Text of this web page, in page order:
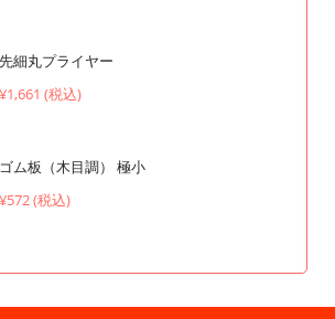
先細丸プライヤー
¥1,661 (税込)
ゴム板（木目調） 極小
¥572 (税込)